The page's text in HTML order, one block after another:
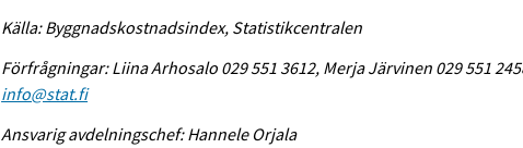
Källa: Byggnadskostnadsindex, Statistikcentralen
Förfrågningar: Liina Arhosalo 029 551 3612, Merja Järvinen 029 551
info@stat.fi
Ansvarig avdelningschef: Hannele Orjala